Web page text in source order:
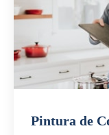
Pintura de